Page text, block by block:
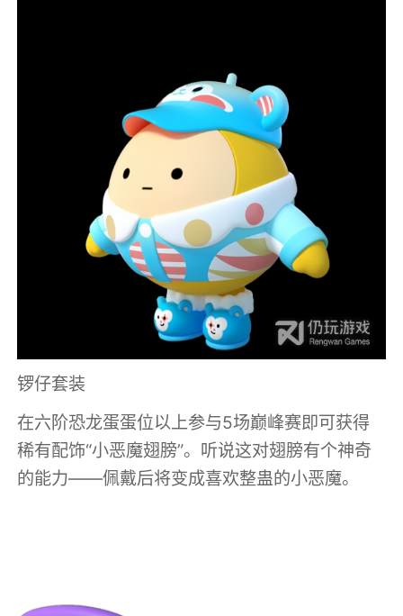
锣仔套装
在六阶恐龙蛋蛋位以上参与5场巅峰赛即可获得
稀有配饰“小恶魔翅膀”。听说这对翅膀有个神奇
的能力——佩戴后将变成喜欢整蛊的小恶魔。